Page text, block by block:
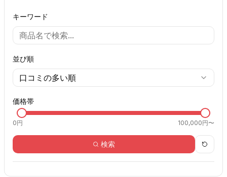
キーワード
並び順
口コミの多い順
価格帯
0円 100,000円〜
検索